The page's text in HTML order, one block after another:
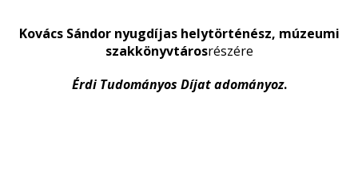
Kovács Sándor nyugdíjas helytörténész, múzeumi
szakkönyvtárosrészére
Érdi Tudományos Díjat adományoz.